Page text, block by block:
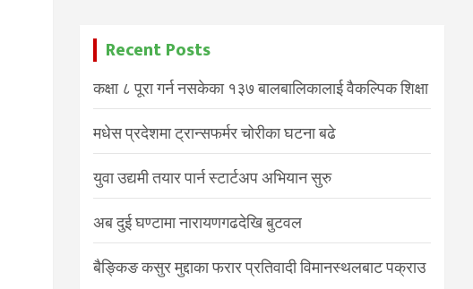
Recent Posts
कक्षा ८ पूरा गर्न नसकेका १३७ बालबालिकालाई वैकल्पिक शिक्षा
मधेस प्रदेशमा ट्रान्सफर्मर चोरीका घटना बढे
युवा उद्यमी तयार पार्न स्टार्टअप अभियान सुरु
अब दुई घण्टामा नारायणगढदेखि बुटवल
बैङ्किङ कसुर मुद्दाका फरार प्रतिवादी विमानस्थलबाट पक्राउ